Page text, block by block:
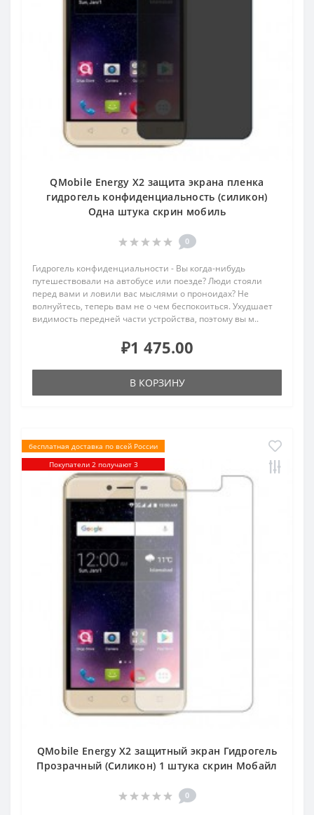
QMobile Energy X2 защита экрана пленка
гидрогель конфиденциальность (силикон)
Одна штука скрин мобиль
0
Гидрогель конфиденциальности - Вы когда-нибудь
путешествовали на автобусе или поезде? Люди стояли
перед вами и ловили вас мыслями о проноидах? Не
волнуйтесь, теперь вам не о чем беспокоиться. Ухудшает
видимость передней части устройства, поэтому вы м..
₽1 475.00
В КОРЗИНУ
бесплатная доставка по всей России
Покупатели 2 получают 3
QMobile Energy X2 защитный экран Гидрогель
Прозрачный (Силикон) 1 штука скрин Мобайл
0